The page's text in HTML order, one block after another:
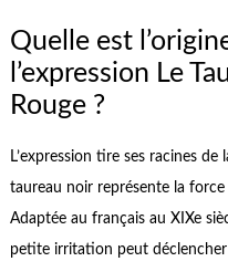
Quelle est
l’expression Le
Rouge ?
L’expression tire ses racines
taureau noir représente la
Adaptée au français au XIXe
petite irritation peut déclencher